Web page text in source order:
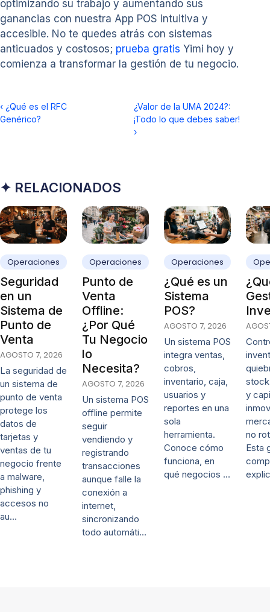
optimizando su trabajo y aumentando sus
ganancias con nuestra App POS intuitiva y
accesible. No te quedes atrás con sistemas
anticuados y costosos; prueba gratis Yimi hoy y
comienza a transformar la gestión de tu negocio.
‹ ¿Qué es el RFC
Genérico?
¿Valor de la UMA 2024?:
¡Todo lo que debes saber!
›
✦ RELACIONADOS
Operaciones
Seguridad
en un
Sistema de
Punto de
Venta
AGOSTO 7, 2026
La seguridad de
un sistema de
punto de venta
protege los
datos de
tarjetas y
ventas de tu
negocio frente
a malware,
phishing y
accesos no
au…
Operaciones
Punto de
Venta
Offline:
¿Por Qué
Tu Negocio
lo
Necesita?
AGOSTO 7, 2026
Un sistema POS
offline permite
seguir
vendiendo y
registrando
transacciones
aunque falle la
conexión a
internet,
sincronizando
todo automáti…
Operaciones
¿Qué es un
Sistema
POS?
AGOSTO 7, 2026
Un sistema POS
integra ventas,
cobros,
inventario, caja,
usuarios y
reportes en una
sola
herramienta.
Conoce cómo
funciona, en
qué negocios …
y
no
Esta